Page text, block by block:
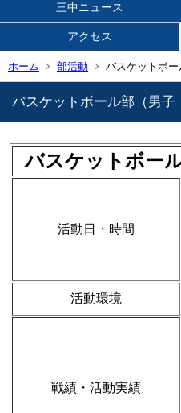
三中ニュース
アクセス
ホーム 部活動 バスケットボー
バスケットボール部（男子
バスケットボー
活動日・時間
活動環境
戦績・活動実績